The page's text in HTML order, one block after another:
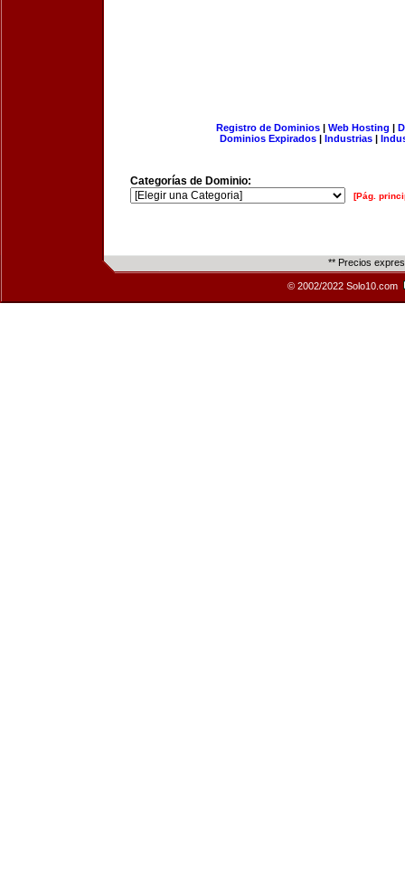
Registro de Dominios| Web Hosting |
Dominios Expirados | Industrias |
Categorías de Dominio:
[Pág.
** Precios
© 2002/2022 Solo10.com